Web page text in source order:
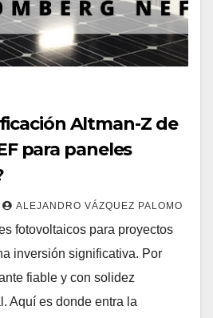
Altman-Z de
para paneles
ALEJANDRO VÁZQUEZ PALOMO
fotovoltaicos para proyectos
inversión significativa. Por
fiable y con solidez
Aquí es donde entra la